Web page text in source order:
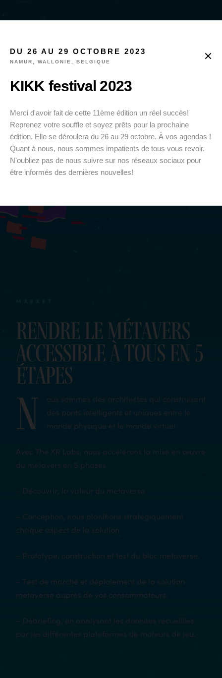
Rendre le métavers
accessible à tous en 5
étapes
N
ous sommes des architectes qui construisent
des ponts intelligents et uniques entre le
monde physique et le monde virtuel.
Avec The XR Labs, nous accélérons la mise en œuvre
du métavers en 5 phases.
– Découvrir, la valeur du metaverse.
– Conception, nous planifions stratégiquement
chaque aspect de la solution.
– Prototype, construction et test du bloc metaverse.
– Test de marché et déploiement de la solution
metaverse auprès de vos consommateurs.
– Débriefing, en analysant les données recueillies
par les différentes plateformes de moteurs de jeu.
DU 26 AU 29 OCTOBRE 2023
NAMUR, WALLONIE, BELGIQUE
KIKK festival 2023
Merci d'avoir fait de cette 11ème édition un réel succès!
Reprenez votre souffle et soyez prêts pour la prochaine
édition. Elle se déroulera du 26 au 29 octobre. À vos agendas !
Quant à nous, nous sommes impatients de tous vous revoir.
N'oubliez pas de nous suivre sur nos réseaux sociaux pour
être informés des dernières nouvelles!